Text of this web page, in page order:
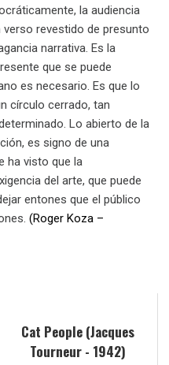
la audiencia
verso revestido de presunto
narrativa. Es la
que se puede
es necesario. Es que lo
círculo cerrado, tan
Lo abierto de la
es signo de una
ha visto que la
del arte, que puede
entones que el público
(Roger Koza –
Cat People (Jacques
Tourneur - 1942)